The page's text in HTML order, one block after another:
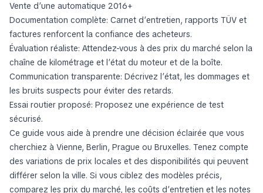
Vente d’une automatique 2016+
Documentation complète: Carnet d’entretien, rapports TÜV et
factures renforcent la confiance des acheteurs.
Évaluation réaliste: Attendez-vous à des prix du marché selon la
chaîne de kilométrage et l’état du moteur et de la boîte.
Communication transparente: Décrivez l’état, les dommages et
les bruits suspects pour éviter des retards.
Essai routier proposé: Proposez une expérience de test
sécurisé.
Ce guide vous aide à prendre une décision éclairée que vous
cherchiez à Vienne, Berlin, Prague ou Bruxelles. Tenez compte
des variations de prix locales et des disponibilités qui peuvent
différer selon la ville. Si vous ciblez des modèles précis,
comparez les prix du marché, les coûts d’entretien et les notes